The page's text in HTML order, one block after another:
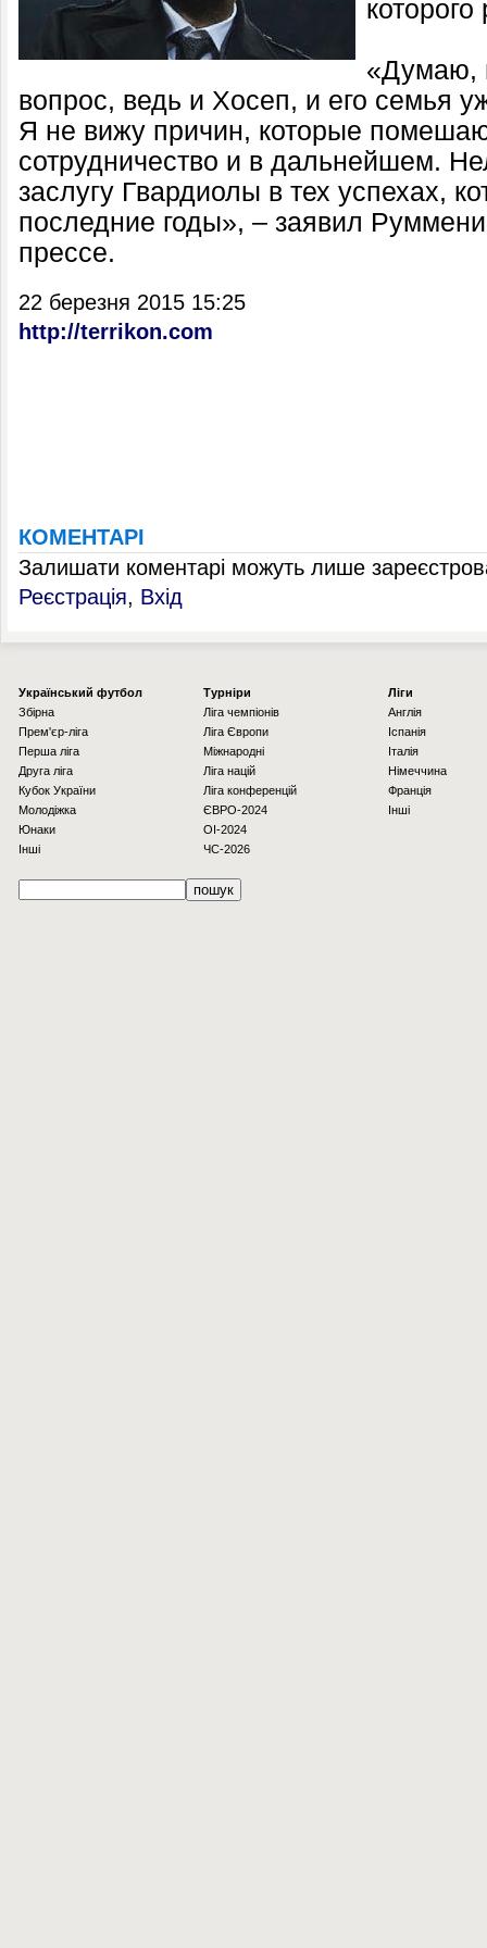
«Думаю,
вопрос, ведь и Хосеп, и его семья
Я не вижу причин, которые
сотрудничество и в дальнейшем.
заслугу Гвардиолы в тех успехах,
последние годы», – заявил
прессе.
22 березня 2015 15:25
http://terrikon.com
КОМЕНТАРІ
Залишати коментарі можуть лише
Реєстрація, Вхід
Українcький футбол
Збірна
Прем'єр-ліга
Перша ліга
Друга ліга
Кубок України
Молодіжка
Юнаки
Інші
Турніри
Ліга чемпіонів
Ліга Європи
Міжнародні
Ліга націй
Ліга конференцій
ЄВРО-2024
OI-2024
ЧС-2026
Ліги
Англія
Іспанія
Італія
Німеччина
Франція
Інші